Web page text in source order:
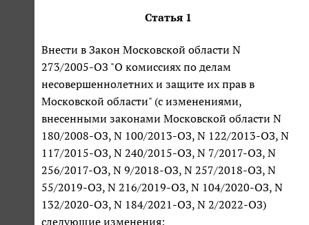
Статья 1
Внести в Закон Московской области N
273/2005-ОЗ "О комиссиях по делам
несовершеннолетних и защите их прав в
Московской области" (с изменениями,
внесенными законами Московской области N
180/2008-ОЗ, N 100/2013-ОЗ, N 122/2013-ОЗ, N
117/2015-ОЗ, N 240/2015-ОЗ, N 7/2017-ОЗ, N
256/2017-ОЗ, N 9/2018-ОЗ, N 257/2018-ОЗ, N
55/2019-ОЗ, N 216/2019-ОЗ, N 104/2020-ОЗ, N
132/2020-ОЗ, N 184/2021-ОЗ, N 2/2022-ОЗ)
следующие изменения: